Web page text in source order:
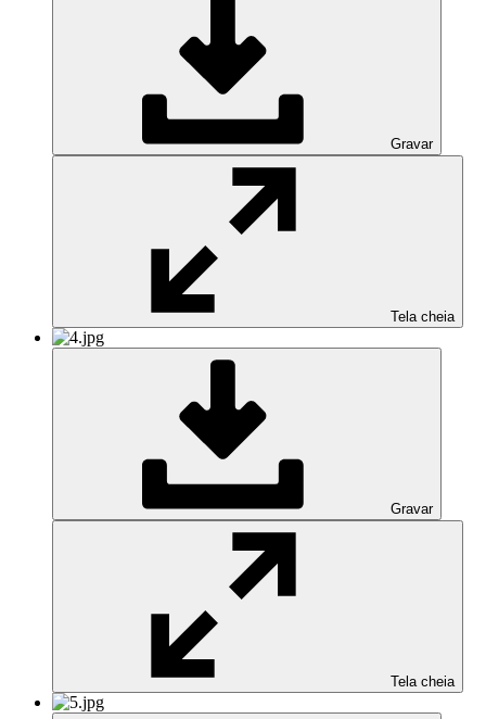
Gravar
Tela cheia
Gravar
Tela cheia